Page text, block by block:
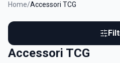
Home/Accessori TCG
Accessori TCG